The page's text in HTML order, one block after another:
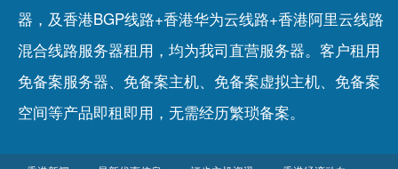
器，及香港BGP线路+香港华为云线路+香港阿里云线路
混合线路服务器租用，均为我司直营服务器。客户租用
免备案服务器、 免备案主机、 免备案虚拟主机、 免备案
空间等产品即租即用，无需经历繁琐备案。